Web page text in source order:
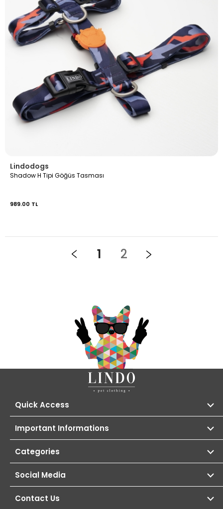
Lindodogs
Shadow H Tipi Göğüs Tasması
989.00 TL
1 2
Quick Access
Important Informations
Categories
Social Media
Contact Us